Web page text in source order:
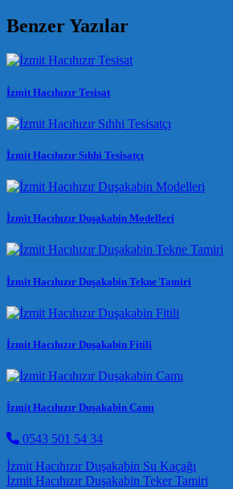
Benzer Yazılar
İzmit Hacıhızır Tesisat
İzmit Hacıhızır Sıhhi Tesisatçı
İzmit Hacıhızır Duşakabin Modelleri
İzmit Hacıhızır Duşakabin Tekne Tamiri
İzmit Hacıhızır Duşakabin Fitili
İzmit Hacıhızır Duşakabin Camı
0543 501 54 34
Post navigation
İzmit Hacıhızır Duşakabin Su Kaçağı
İzmit Hacıhızır Duşakabin Teker Tamiri